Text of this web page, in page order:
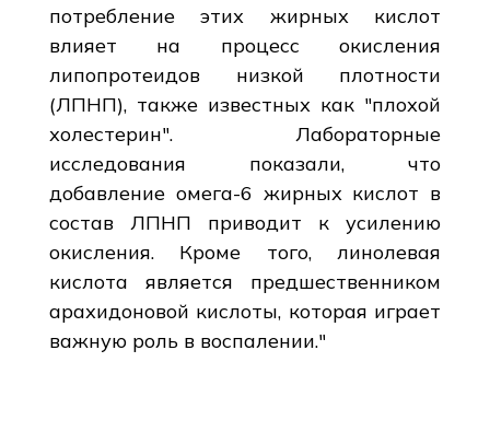
потребление этих жирных кислот
влияет на процесс окисления
липопротеидов низкой плотности
(ЛПНП), также известных как "плохой
холестерин". Лабораторные
исследования показали, что
добавление омега-6 жирных кислот в
состав ЛПНП приводит к усилению
окисления. Кроме того, линолевая
кислота является предшественником
арахидоновой кислоты, которая играет
важную роль в воспалении."